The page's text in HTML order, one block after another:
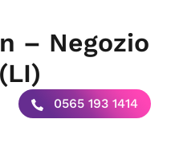
– Negozio
0565 193 1414